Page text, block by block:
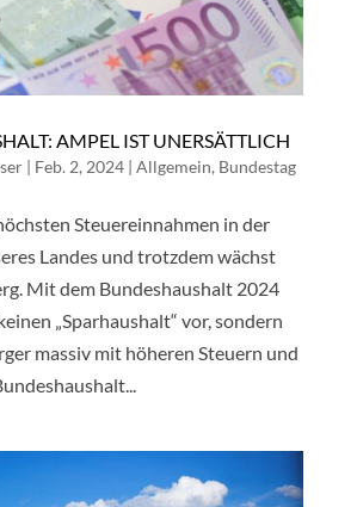
AMPEL IST UNERSÄTTLICH
| Feb. 2, 2024| Allgemein, Bundestag
Steuereinnahmen in der
Landes und trotzdem wächst
Mit dem Bundeshaushalt 2024
„Sparhaushalt“ vor, sondern
massiv mit höheren Steuern und